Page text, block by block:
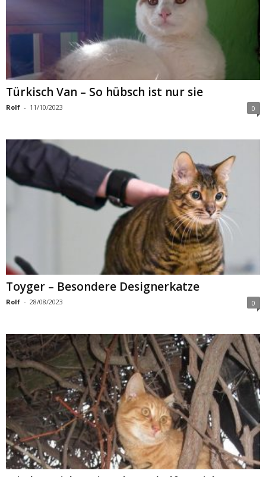
Türkisch Van – So hübsch ist nur sie
Rolf - 11/10/2023 0
Toyger – Besondere Designerkatze
Rolf - 28/08/2023 0